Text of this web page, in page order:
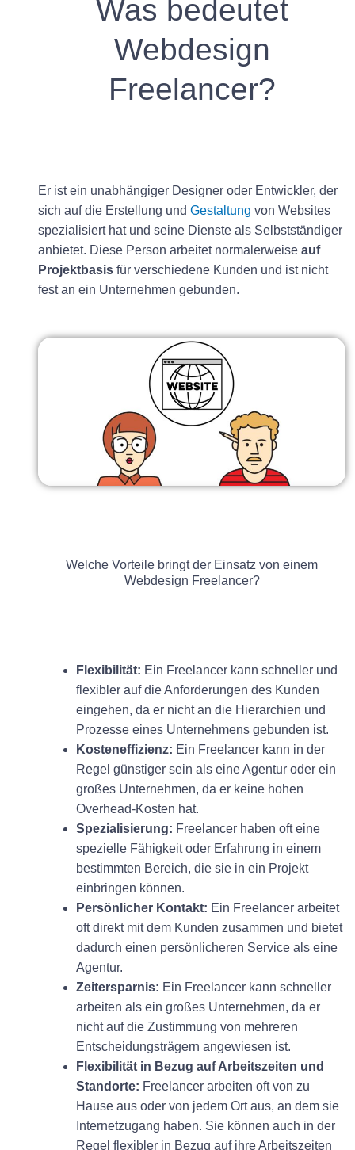
Was bedeutet
Webdesign
Freelancer?
Er ist ein unabhängiger Designer oder Entwickler, der
sich auf die Erstellung und Gestaltung von Websites
spezialisiert hat und seine Dienste als Selbstständiger
anbietet. Diese Person arbeitet normalerweise auf
Projektbasis für verschiedene Kunden und ist nicht
fest an ein Unternehmen gebunden.
Welche Vorteile bringt der Einsatz von einem
Webdesign Freelancer?
Flexibilität: Ein Freelancer kann schneller und
flexibler auf die Anforderungen des Kunden
eingehen, da er nicht an die Hierarchien und
Prozesse eines Unternehmens gebunden ist.
Kosteneffizienz: Ein Freelancer kann in der
Regel günstiger sein als eine Agentur oder ein
großes Unternehmen, da er keine hohen
Overhead-Kosten hat.
Spezialisierung: Freelancer haben oft eine
spezielle Fähigkeit oder Erfahrung in einem
bestimmten Bereich, die sie in ein Projekt
einbringen können.
Persönlicher Kontakt: Ein Freelancer arbeitet
oft direkt mit dem Kunden zusammen und bietet
dadurch einen persönlicheren Service als eine
Agentur.
Zeitersparnis: Ein Freelancer kann schneller
arbeiten als ein großes Unternehmen, da er
nicht auf die Zustimmung von mehreren
Entscheidungsträgern angewiesen ist.
Flexibilität in Bezug auf Arbeitszeiten und
Standorte: Freelancer arbeiten oft von zu
Hause aus oder von jedem Ort aus, an dem sie
Internetzugang haben. Sie können auch in der
Regel flexibler in Bezug auf ihre Arbeitszeiten